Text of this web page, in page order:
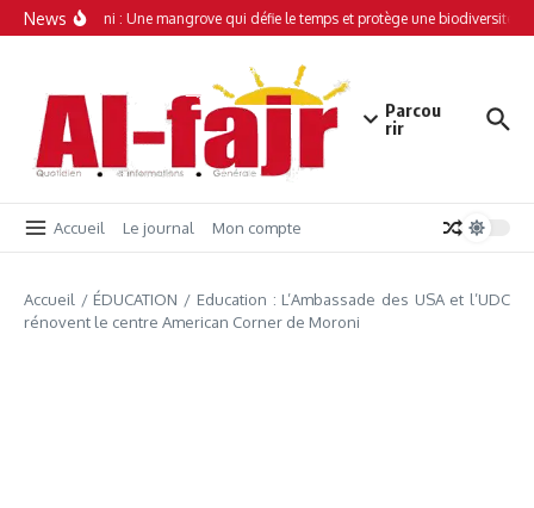
Aller au contenu
News
Simamboini : Une mangrove qui défie le temps et protège une biodiversité
Parcou
rir
Accueil Le journal Mon compte
Accueil / ÉDUCATION / Education : L’Ambassade des USA et l’UDC
rénovent le centre American Corner de Moroni